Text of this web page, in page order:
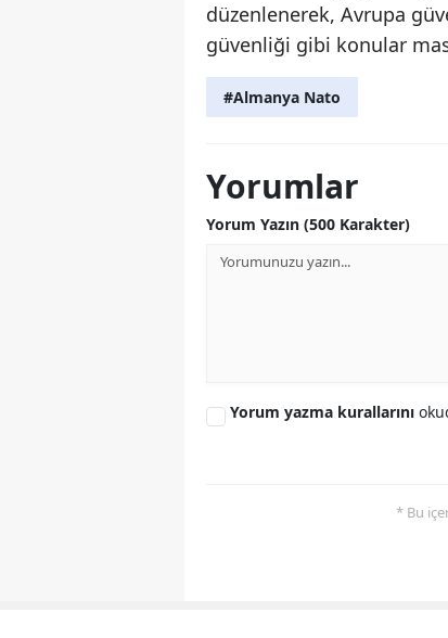
düzenlenerek, Avrupa
güvenliği gibi konular
#Almanya Nato
Yorumlar
Yorum Yazın (500 Karakter)
Yorum yazma kurallarını
* Bu